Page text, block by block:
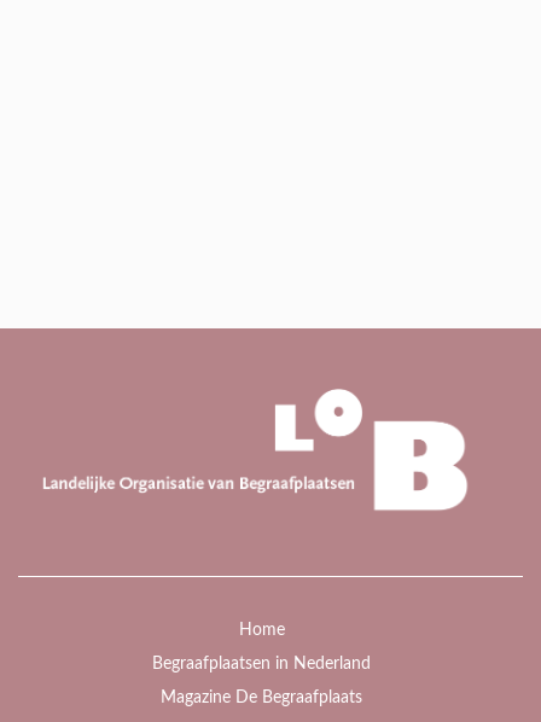
Home
Begraafplaatsen in Nederland
Magazine De Begraafplaats